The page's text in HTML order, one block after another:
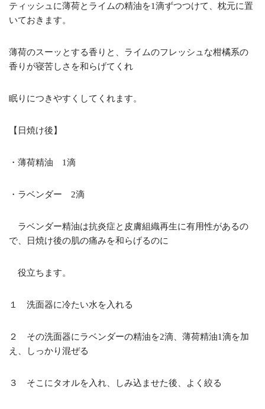
ティッシュに薄荷とライムの精油を1滴ずつつけて、枕元に置
いておきます。
薄荷のスーッとする香りと、ライムのフレッシュな柑橘系の
香りが寝苦しさを和らげてくれ
眠りにつきやすくしてくれます。
【日焼け後】
・薄荷精油 1滴
・ラベンダー 2滴
ラベンダー精油は抗炎症と皮膚組織再生に有用性があるの
で、日焼け後の肌の痛みを和らげるのに
役立ちます。
１ 洗面器に冷たい水を入れる
２ その洗面器にラベンダーの精油を2滴、薄荷精油1滴を加
え、しっかり混ぜる
３ そこにタオルを入れ、しみ込ませた後、よく絞る